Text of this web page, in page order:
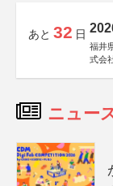
あと 32 日
福井
式会
ニュー